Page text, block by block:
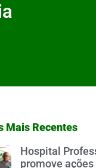
Mais Recentes
Hospital
promove